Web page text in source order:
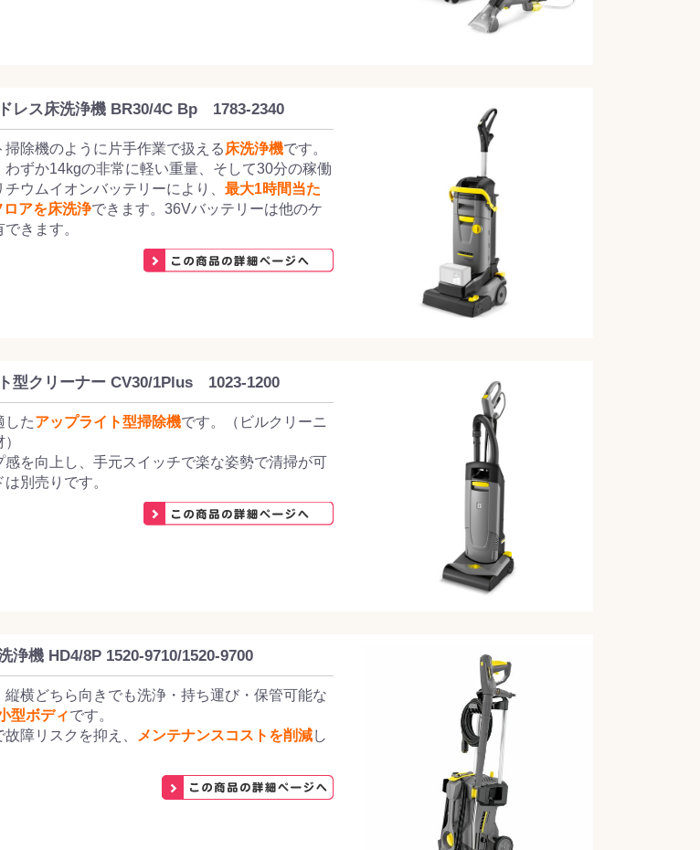
レス床洗浄機 BR30/4C Bp 1783-2340
掃除機のように片手作業で扱える 床洗浄機です。
わずか14kgの非常に軽い重量、そして30分の稼働
ウムイオンバッテリーにより、 最大1時間当た
ロアを床洗浄できます。36Vバッテリーは他のケ
きます。
型クリーナー CV30/1Plus 1023-1200
したアップライト型掃除機です。（ビルクリーニ
を向上し、手元スイッチで楽な姿勢で清掃が可
別売りです。
浄機 HD4/8P 1520-9710/1520-9700
横どちら向きでも洗浄・持ち運び・保管可能な
型ボディです。
障リスクを抑え、
メンテナンスコストを削減し